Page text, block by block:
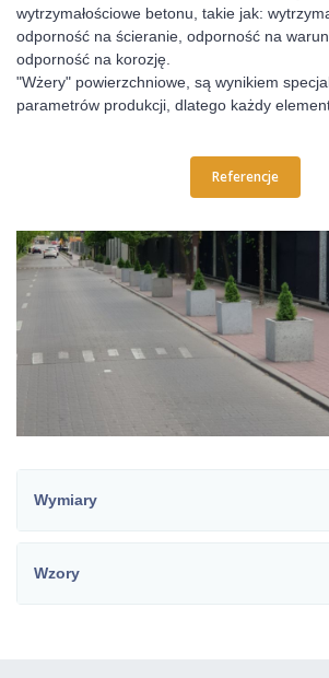
wytrzymałościowe betonu, takie jak:
odporność na ścieranie, odporność na
odporność na korozję.
"Wżery" powierzchniowe, są wynikiem
parametrów produkcji, dlatego każdy
Referencje
Wymiary
Wzory